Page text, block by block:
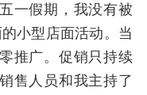
一假期，我没有被
小型店面活动。当
推广。促销只持续
售人员和我主持了